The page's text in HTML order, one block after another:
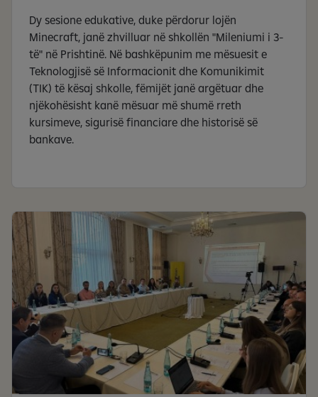
Dy sesione edukative, duke përdorur lojën
Minecraft, janë zhvilluar në shkollën "Mileniumi i 3-
të" në Prishtinë. Në bashkëpunim me mësuesit e
Teknologjisë së Informacionit dhe Komunikimit
(TIK) të kësaj shkolle, fëmijët janë argëtuar dhe
njëkohësisht kanë mësuar më shumë rreth
kursimeve, sigurisë financiare dhe historisë së
bankave.